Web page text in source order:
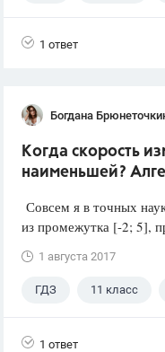
1 ответ
Богдана
Когда скорость
наименьшей?
Совсем я в точных
из промежутка [-2; 5],
1 августа 2017
ГДЗ 11 класс
1 ответ